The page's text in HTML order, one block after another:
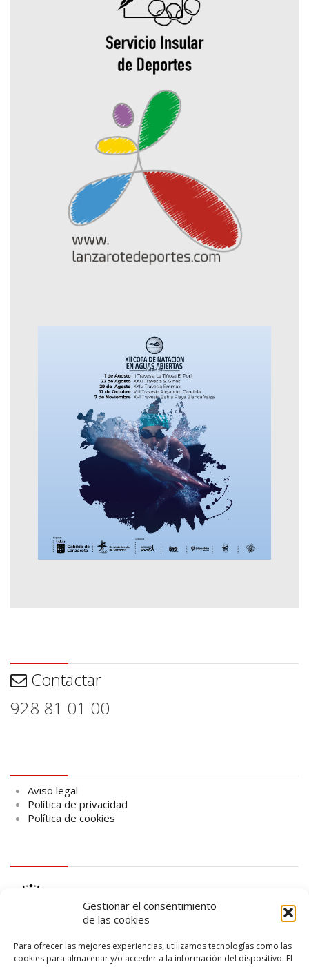
Gestionar el consentimiento
de las cookies
Para ofrecer las mejores experiencias, utilizamos tecnologías como las
cookies para almacenar y/o acceder a la información del dispositivo. El
Contactar
928 81 01 00
Aviso legal
Política de privacidad
Política de cookies